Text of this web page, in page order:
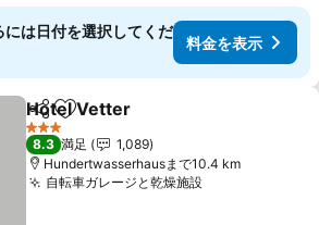
は日付を選択してくだ
料金を表示
シェアお気に入りに追加
Hotel Vetter
3 ホテルのランク
8.3 満足
1,089
Hundertwasserhausまで10.4 km
自転車ガレージと乾燥施設料金を表示